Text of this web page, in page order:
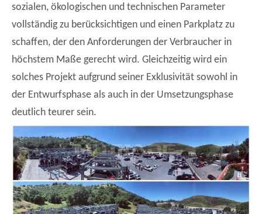
sozialen, ökologischen und technischen Parameter
vollständig zu berücksichtigen und einen Parkplatz zu
schaffen, der den Anforderungen der Verbraucher in
höchstem Maße gerecht wird. Gleichzeitig wird ein
solches Projekt aufgrund seiner Exklusivität sowohl in
der Entwurfsphase als auch in der Umsetzungsphase
deutlich teurer sein.